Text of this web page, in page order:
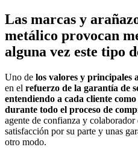
Las marcas y
metálico provocan
alguna vez este tipo
Uno de los valores y principales
en el refuerzo de la garantía de
entendiendo a cada cliente
durante todo el proceso de
agente de confianza y colaborador
satisfacción por su parte y unas
otro modo.